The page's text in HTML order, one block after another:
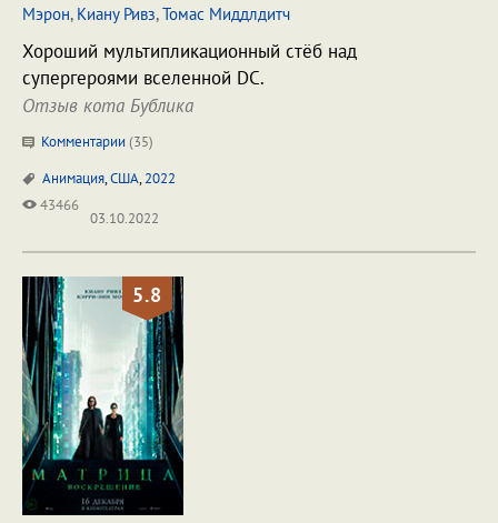
Мэрон, Киану Ривз,Томас Миддлдитч
Хороший мультипликационный стёб над
супергероями вселенной DC.
Отзыв кота Бублика
Комментарии (35)
Анимация,США,2022
43466
03.10.2022
5.8